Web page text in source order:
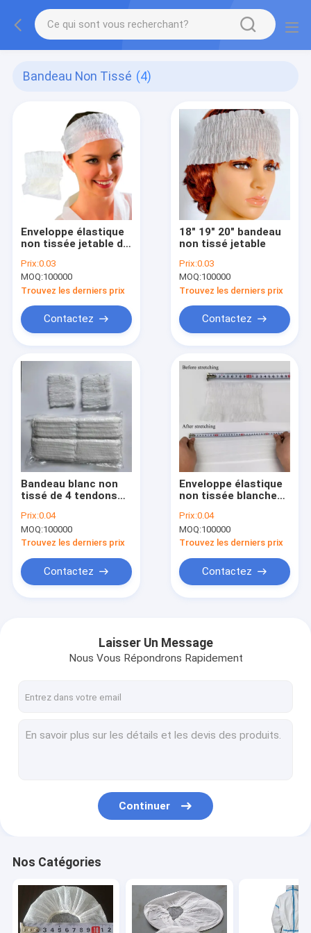
Bandeau Non Tissé (4)
Enveloppe élastique
non tissée jetable de
de salon de beauté
de station thermale
de bandeau
Prix:0.03
MOQ:100000
Trouvez les derniers prix
Contactez
18" 19" 20" bandeau
non tissé jetable
Prix:0.03
MOQ:100000
Trouvez les derniers prix
Contactez
Bandeau blanc non
tissé de 4 tendons
station thermale
Prix:0.04
MOQ:100000
Trouvez les derniers prix
Contactez
Enveloppe élastique
non tissée blanche
bandeau de salon de
beauté de station
thermale
Prix:0.04
MOQ:100000
Trouvez les derniers prix
Contactez
Laisser Un Message
Nous Vous Répondrons Rapidement
Continuer
Nos Catégories